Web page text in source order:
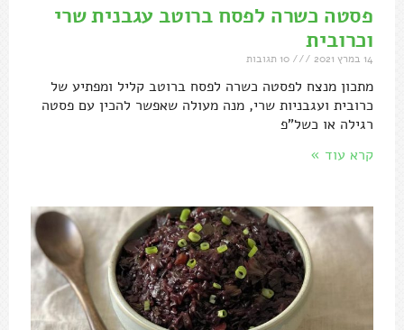
פסטה כשרה לפסח ברוטב עגבנית שרי
וכרובית
14 במרץ 2021
מתכון מנצח לפסטה כשרה לפסח ברוטב קליל ומפתיע של
כרובית ועגבניות שרי, מנה מעולה שאפשר להכין עם פסטה
רגילה או כשל"פ
קרא עוד »